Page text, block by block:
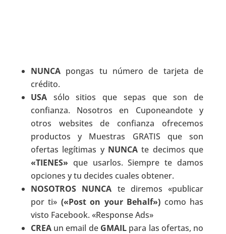
NUNCApongas tu número de tarjeta de
crédito.
USAsólo sitios que sepas que son de
confianza. Nosotros en Cuponeandote y
otros websites de confianza ofrecemos
productos y Muestras GRATIS que son
ofertas legítimas y NUNCA te decimos que
«TIENES» que usarlos. Siempre te damos
opciones y tu decides cuales obtener.
NOSOTROS NUNCA te diremos «publicar
por ti» («Post on your Behalf») como has
visto Facebook. «Response Ads»
CREAun email de GMAIL para las ofertas, no